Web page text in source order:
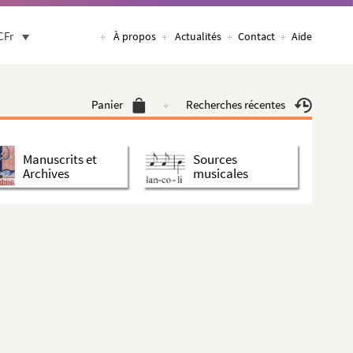
À propos Actualités Contact Aide
Panier Recherches récentes
Manuscrits et
Archives
Sources
musicales